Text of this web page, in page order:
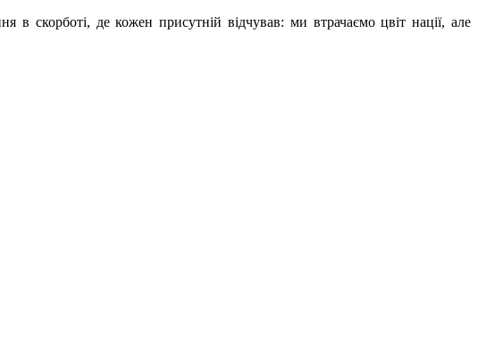
скорботі, де кожен присутній відчував: ми втрачаємо цвіт нації, але